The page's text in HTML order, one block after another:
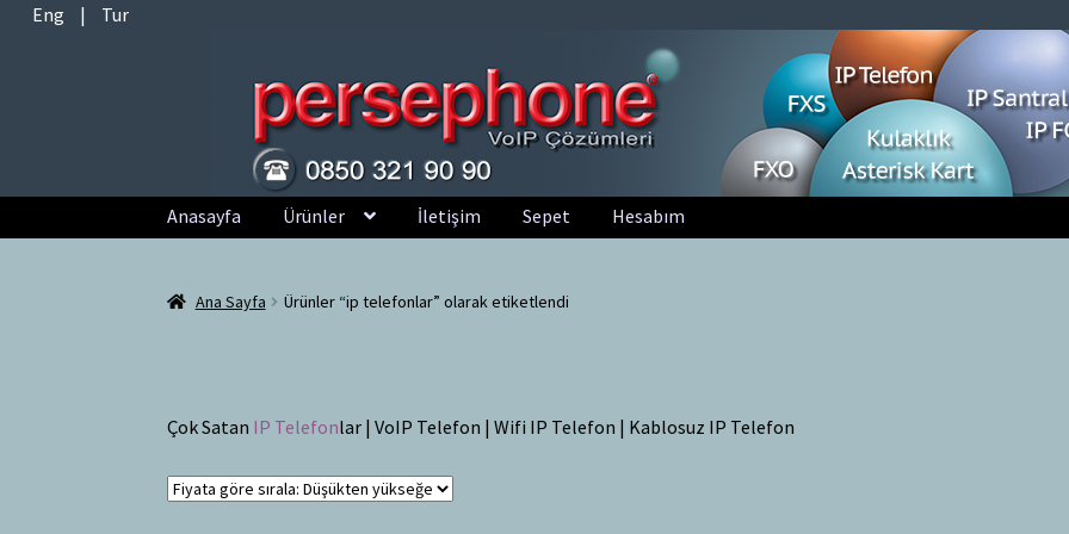
Eng | Tur
Dolaşıma
geç
İçeriğe
geç
Anasayfa Ürünler İletişim Sepet Hesabım
Ana Sayfa Ürünler “ip telefonlar” olarak etiketlendi
Çok Satan IP Telefonlar | VoIP Telefon | Wifi IP Telefon | Kablosuz IP Telefon